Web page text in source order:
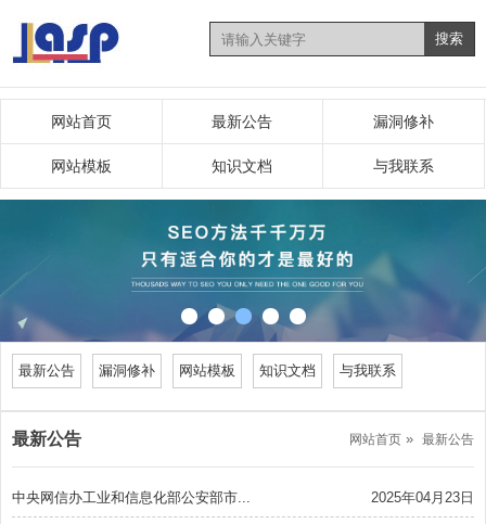
网站首页 最新公告 漏洞修补
网站模板 知识文档 与我联系
最新公告 漏洞修补 网站模板 知识文档 与我联系
最新公告 网站首页 » 最新公告
2025年04月23日
中央网信办工业和信息化部公安部市...